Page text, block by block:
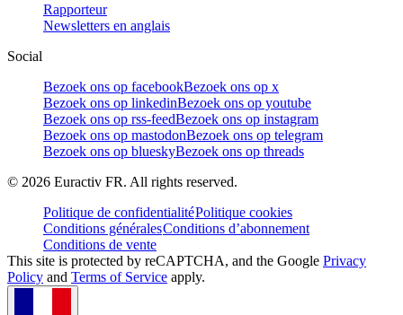
Rapporteur
Newsletters en anglais
Social
Bezoek ons op facebookBezoek ons op x
Bezoek ons op linkedinBezoek ons op youtube
Bezoek ons op rss-feedBezoek ons op instagram
Bezoek ons op mastodonBezoek ons op telegram
Bezoek ons op blueskyBezoek ons op threads
© 2026 Euractiv FR. All rights reserved.
Politique de confidentialitéPolitique cookies
Conditions généralesConditions d’abonnement
Conditions de vente
This site is protected by reCAPTCHA, and the Google Privacy
Policy and Terms of Service apply.